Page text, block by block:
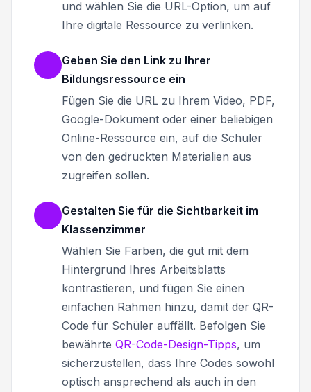
und wählen Sie die URL-Option, um auf
Ihre digitale Ressource zu verlinken.
Geben Sie den Link zu Ihrer
Bildungsressource ein
Fügen Sie die URL zu Ihrem Video, PDF,
Google-Dokument oder einer beliebigen
Online-Ressource ein, auf die Schüler
von den gedruckten Materialien aus
zugreifen sollen.
Gestalten Sie für die Sichtbarkeit im
Klassenzimmer
Wählen Sie Farben, die gut mit dem
Hintergrund Ihres Arbeitsblatts
kontrastieren, und fügen Sie einen
einfachen Rahmen hinzu, damit der QR-
Code für Schüler auffällt. Befolgen Sie
bewährte QR-Code-Design-Tipps, um
sicherzustellen, dass Ihre Codes sowohl
optisch ansprechend als auch in den